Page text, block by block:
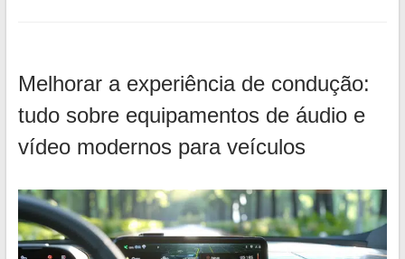
Melhorar a experiência de condução:
tudo sobre equipamentos de áudio e
vídeo modernos para veículos